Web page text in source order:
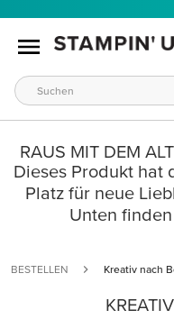
RAUS MIT DEM
Dieses Produkt hat
Platz für neue
Unten
BESTELLEN Kreativ nach